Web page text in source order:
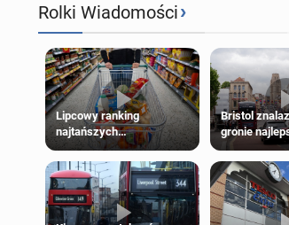
Rolki Wiadomości›
Lipcowy ranking
najtańszych
supermarketów
Bristol
gronie
kierunków
świecie